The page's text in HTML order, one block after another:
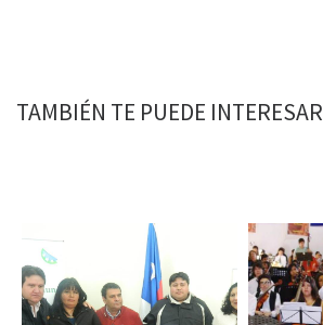
TAMBIÉN TE PUEDE INTERESAR